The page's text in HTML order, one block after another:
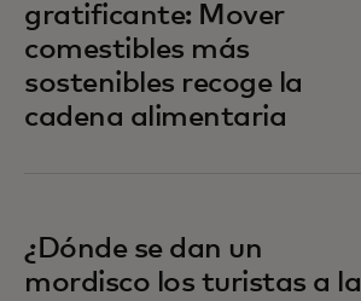
gratificante: Mover
comestibles más
sostenibles recoge la
cadena alimentaria
¿Dónde se dan un
mordisco los turistas a la